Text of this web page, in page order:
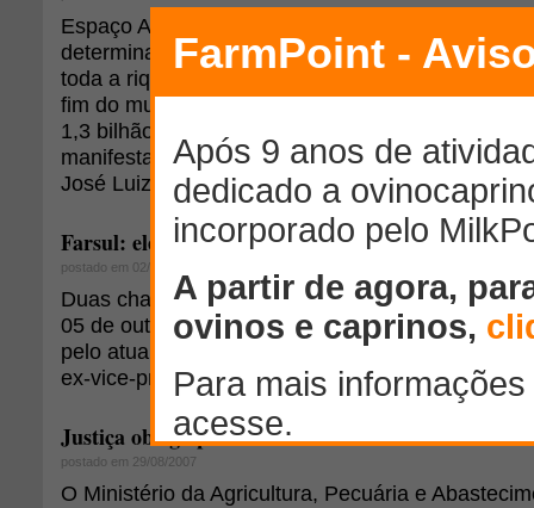
Espaço Aberto: O Brasil, economia dependente
determina o superávit de seu balanço de
toda a riqueza das cidades, foi tomado pelo
fim do mundo vinha agora, porque os produtores
1,3 bilhão existentes, estavam indignados e
manifestação parar e não fazer nada, por pelo
José Luiz Tejon Megido
Farsul: eleição acontece na próxima segunda-feira,
postado em 02/10/2009
Duas chapas foram inscritas para concorrer à
05 de outubro para o período de 2010 a 2012. A
pelo atual presidente, Carlos Sperotto, e a dois,
ex-vice-presidente Armando Roos.
Justiça obriga percentual mínimo de fiscais
postado em 29/08/2007
O Ministério da Agricultura, Pecuária e